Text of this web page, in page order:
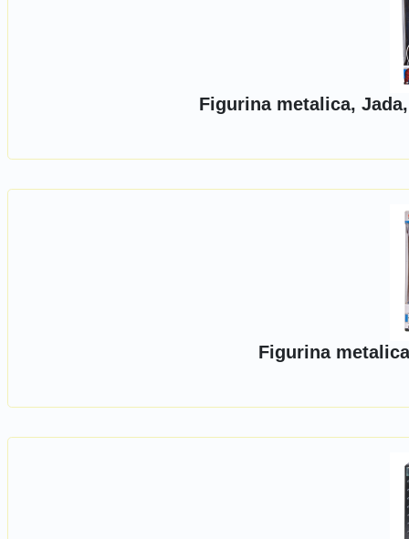
Figurina metalica,
Figurina